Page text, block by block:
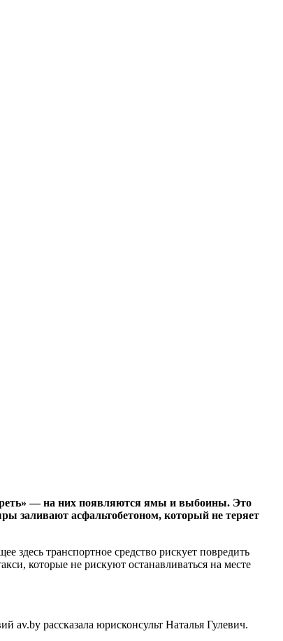
— на них появляются ямы и выбоины. Это
заливают асфальтобетоном, который не теряет
здесь транспортное средство рискует повредить
которые не рискуют останавливаться на месте
рассказала юрисконсульт Наталья Гулевич.